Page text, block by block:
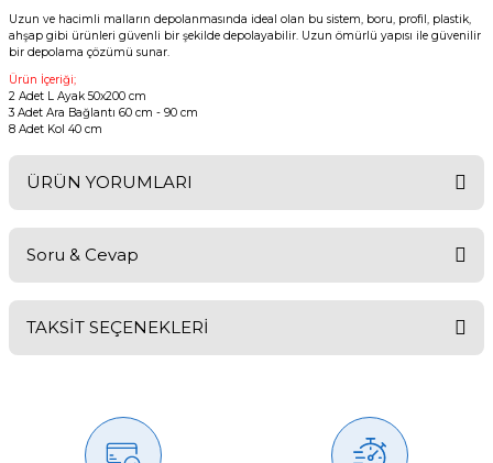
Uzun ve hacimli malların depolanmasında ideal olan bu sistem, boru, profil, plastik,
ahşap gibi ürünleri güvenli bir şekilde depolayabilir. Uzun ömürlü yapısı ile güvenilir
bir depolama çözümü sunar.
Ürün İçeriği;
2 Adet L Ayak 50x200 cm
3 Adet Ara Bağlantı 60 cm - 90 cm
8 Adet Kol 40 cm
ÜRÜN YORUMLARI
Soru & Cevap
Ürün hakkında henüz soru sorulmamış.
TAKSİT SEÇENEKLERİ